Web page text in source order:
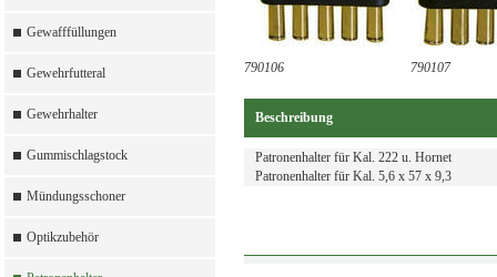
Gewafffüllungen
Gewehrfutteral
Gewehrhalter
Gummischlagstock
Mündungsschoner
Optikzubehör
790106 790107
Beschreibung
Patronenhalter für Kal. 222 u. Hornet
Patronenhalter für Kal. 5,6 x 57 x 9,3